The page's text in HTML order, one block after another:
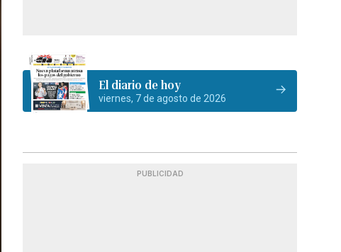
El diario de hoy
viernes, 7 de agosto de 2026
PUBLICIDAD